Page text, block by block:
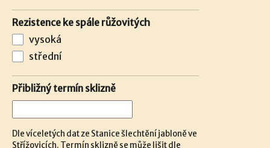
Rezistence ke spále růžovitých
vysoká
střední
Přibližný termín sklizně
Dle víceletých dat ze Stanice šlechtění jabloně ve
Střížovicích. Termín sklizně se může lišit dle